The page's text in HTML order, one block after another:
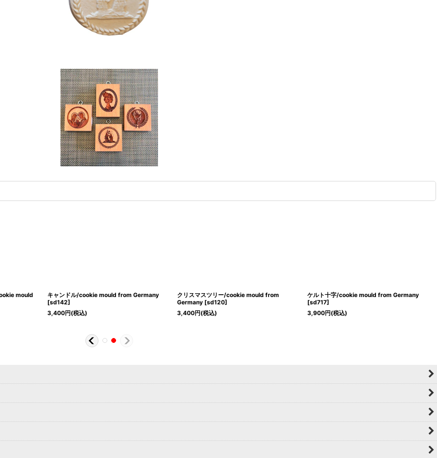
mould
キャンドル/cookie mould from Germany
[sd142]
3,400円(税込)
クリスマスツリー/cookie mould from
Germany [sd120]
3,400円(税込)
ケルト十字/cookie mould from Germany
[sd717]
3,900円(税込)